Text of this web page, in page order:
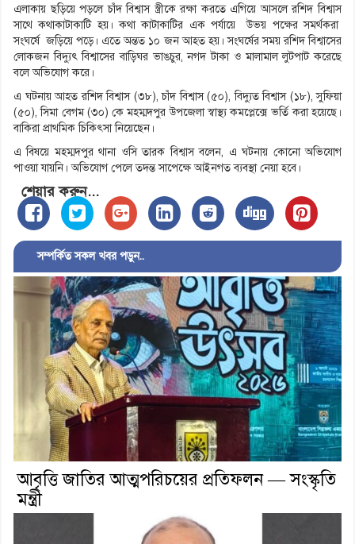
এলাকায় ছড়িয়ে পড়লে চাঁদ বিশ্বাস স্ত্রীকে রক্ষা করতে এগিয়ে আসলে রশিদ বিশ্বাস
সাথে কথাকাটাকাটি হয়। কথা কাটাকাটির এক পর্যায়ে উভয় পক্ষের সমর্থকরা
সংঘর্ষে জড়িয়ে পড়ে। এতে অন্তত ১০ জন আহত হয়। সংঘর্ষের সময় রশিদ বিশ্বাসের
লোকজন বিদ্যুৎ বিশ্বাসের বাড়িঘর ভাঙচুর, নগদ টাকা ও মালামাল লুটপাট করেছে
বলে অভিযোগ করে।
এ ঘটনায় আহত রশিদ বিশ্বাস (৩৮), চাঁদ বিশ্বাস (৫০), বিদ্যুত বিশ্বাস (১৮), সুফিয়া
(৫০), সিমা বেগম (৩০) কে মহম্মদপুর উপজেলা স্বাস্থ্য কমপ্লেক্সে ভর্তি করা হয়েছে।
বাকিরা প্রাথমিক চিকিৎসা নিয়েছেন।
এ বিষয়ে মহম্মদপুর থানা ওসি তারক বিশ্বাস বলেন, এ ঘটনায় কোনো অভিযোগ
পাওয়া যায়নি। অভিযোগ পেলে তদন্ত সাপেক্ষে আইনগত ব্যবস্থা নেয়া হবে।
শেয়ার করুন...
সম্পর্কিত সকল খবর পড়ুন..
আবৃত্তি জাতির আত্মপরিচয়ের প্রতিফলন — সংস্কৃতি
মন্ত্রী